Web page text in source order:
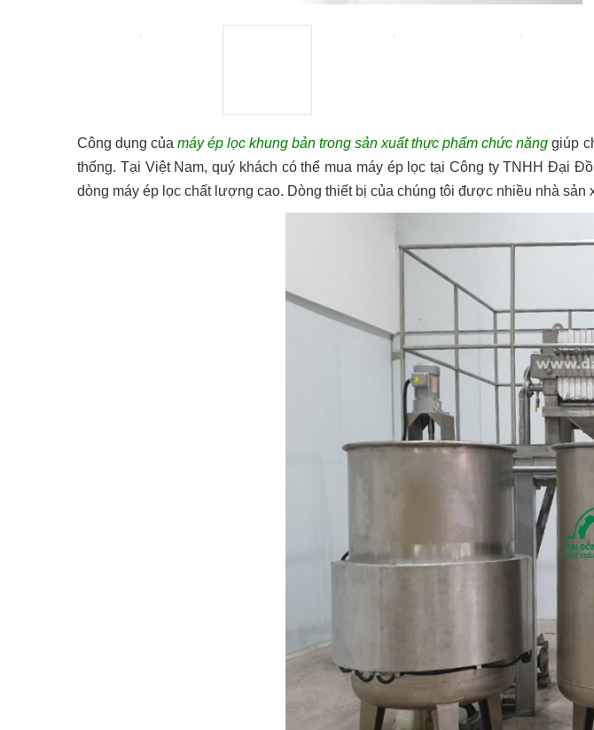
Công dụng củamáy ép lọc khung bản trong sản xuất thực phẩm chức năng giúp
thống. Tại Việt Nam, quý khách có thể mua máy ép lọc tại Công ty TNHH Đại
dòng máy ép lọc chất lượng cao. Dòng thiết bị của chúng tôi được nhiều nhà sản